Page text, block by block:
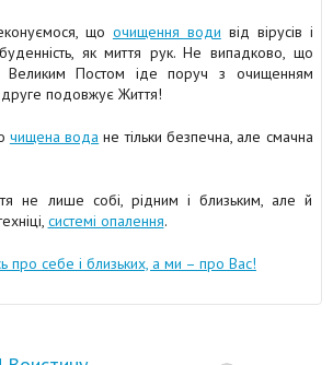
що очищення води від вірусів і
як миття рук. Не випадково, що
Великим Постом іде поруч з очищенням
подовжує Життя!
чищена вода не тільки безпечна, але смачна
не лише собі, рідним і близьким, але й
системі опалення.
про себе і близьких, а ми – про Вас!